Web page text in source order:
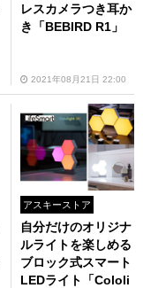
レスカメラつき耳か
き「BEBIRD R1」
2021年08月21日 22:00
アスキーストア
自分だけのオリジナ
ルライトを楽しめる
ブロック式スマート
LEDライト「Cololi